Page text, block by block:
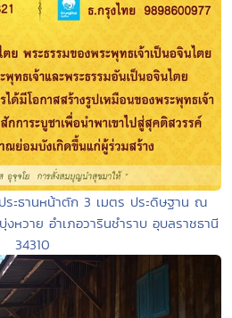
ระธานหน้าตัก 3 เมตร ประดิษฐาน ณ
หวาย อำเภอวารินชำราบ อุบลราชธานี
34310